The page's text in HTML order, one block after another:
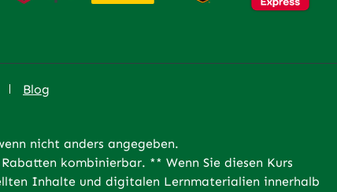
Blog
nicht anders angegeben.
kombinierbar. ** Wenn Sie diesen Kurs
Inhalte und digitalen Lernmaterialien innerhalb